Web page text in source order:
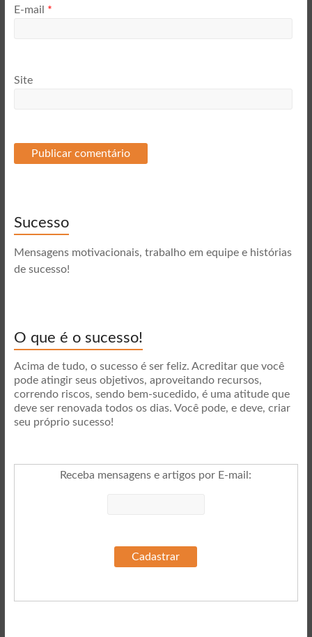
E-mail *
Site
Sucesso
Mensagens motivacionais, trabalho em equipe e histórias
de sucesso!
O que é o sucesso!
Acima de tudo, o sucesso é ser feliz. Acreditar que você
pode atingir seus objetivos, aproveitando recursos,
correndo riscos, sendo bem-sucedido, é uma atitude que
deve ser renovada todos os dias. Você pode, e deve, criar
seu próprio sucesso!
Receba mensagens e artigos por E-mail :